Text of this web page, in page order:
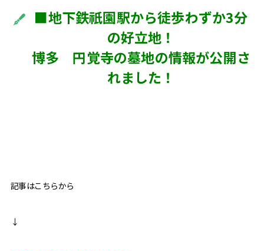
■地下鉄祇園駅から徒歩わずか3分
の好立地！
博多 円覚寺の墓地の情報が公開さ
れました！
記事はこちらから
↓